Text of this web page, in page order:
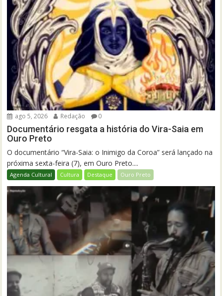
ago 5, 2026 Redação 0
Documentário resgata a história do Vira-Saia em
Ouro Preto
O documentário “Vira-Saia: o Inimigo da Coroa” será lançado na
próxima sexta-feira (7), em Ouro Preto....
Agenda Cultural Cultura Destaque Ouro Preto